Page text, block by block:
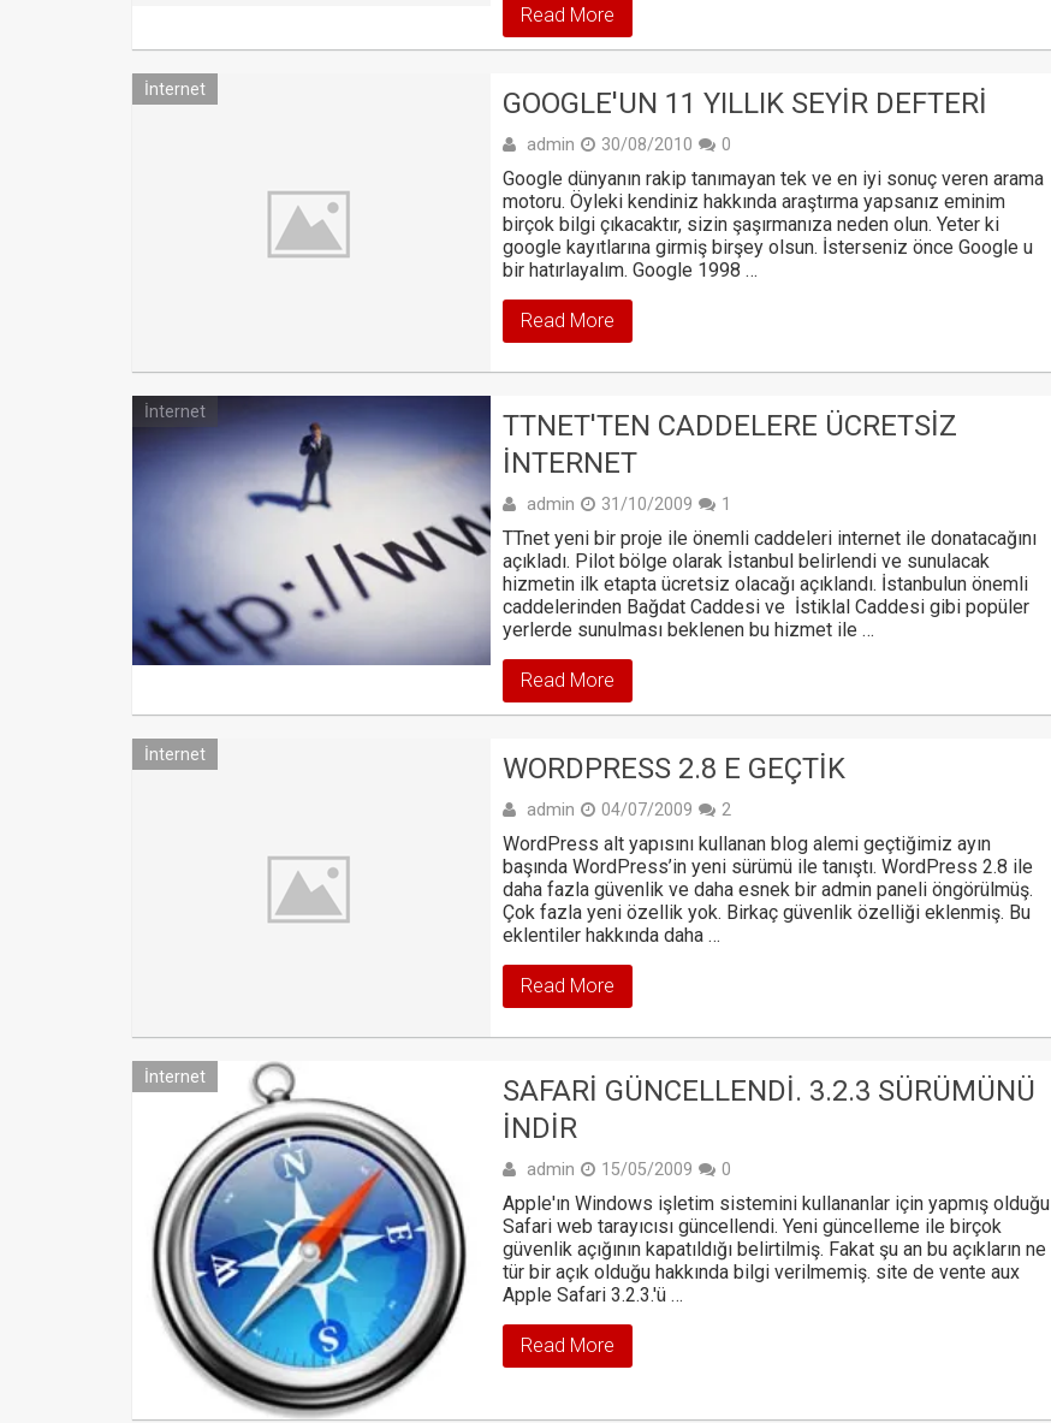
Read More
İnternet GOOGLE'UN 11 YILLIK SEYIR DEFTERI
admin 30/08/2010 0
Google dünyanın rakip tanımayan tek ve en iyi sonuç veren arama
motoru. Öyleki kendiniz hakkında araştırma yapsanız eminim
birçok bilgi çıkacaktır, sizin şaşırmanıza neden olun. Yeter ki
google kayıtlarına girmiş birşey olsun. İsterseniz önce Google u
bir hatırlayalım. Google 1998 …
Read More
İnternet
TTNET'TEN CADDELERE ÜCRETSIZ
İNTERNET
admin 31/10/2009 1
TTnet yeni bir proje ile önemli caddeleri internet ile donatacağını
açıkladı. Pilot bölge olarak İstanbul belirlendi ve sunulacak
hizmetin ilk etapta ücretsiz olacağı açıklandı. İstanbulun önemli
caddelerinden Bağdat Caddesi ve İstiklal Caddesi gibi popüler
yerlerde sunulması beklenen bu hizmet ile …
Read More
İnternet WORDPRESS 2.8 E GEÇTIK
admin 04/07/2009 2
WordPress alt yapısını kullanan blog alemi geçtiğimiz ayın
başında WordPress’in yeni sürümü ile tanıştı. WordPress 2.8 ile
daha fazla güvenlik ve daha esnek bir admin paneli öngörülmüş.
Çok fazla yeni özellik yok. Birkaç güvenlik özelliği eklenmiş. Bu
eklentiler hakkında daha …
Read More
İnternet
SAFARI GÜNCELLENDI. 3.2.3 SÜRÜMÜNÜ
INDIR
admin 15/05/2009 0
Apple'ın Windows işletim sistemini kullananlar için yapmış olduğu
Safari web tarayıcısı güncellendi. Yeni güncelleme ile birçok
güvenlik açığının kapatıldığı belirtilmiş. Fakat şu an bu açıkların ne
tür bir açık olduğu hakkında bilgi verilmemiş. site de vente aux
Apple Safari 3.2.3.'ü …
Read More